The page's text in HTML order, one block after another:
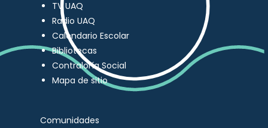
TV UAQ
Radio UAQ
Calendario Escolar
Bibliotecas
Contraloría Social
Mapa de sitio
Comunidades